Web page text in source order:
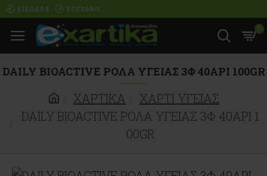
ΕΊΣΟΔΟΣ ΕΓΓΡΑΦΉ
0
ΧΑΡΤΙΚΑ
ΧΑΡΤΙ ΥΓΕΙΑΣ
DAILY BIOACTIVE ΡΟΛΑ ΥΓΕΙΑΣ 3Φ 40ΑΡΙ 1
00GR
DAILY BIOACTIVE ΡΟΛΑ ΥΓΕΙΑΣ 3Φ 40ΑΡΙ 100GR